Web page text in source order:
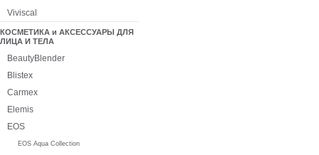
Viviscal
КОСМЕТИКА и АКСЕССУАРЫ ДЛЯ
ЛИЦА И ТЕЛА
BeautyBlender
Blistex
Carmex
Elemis
EOS
EOS Aqua Collection